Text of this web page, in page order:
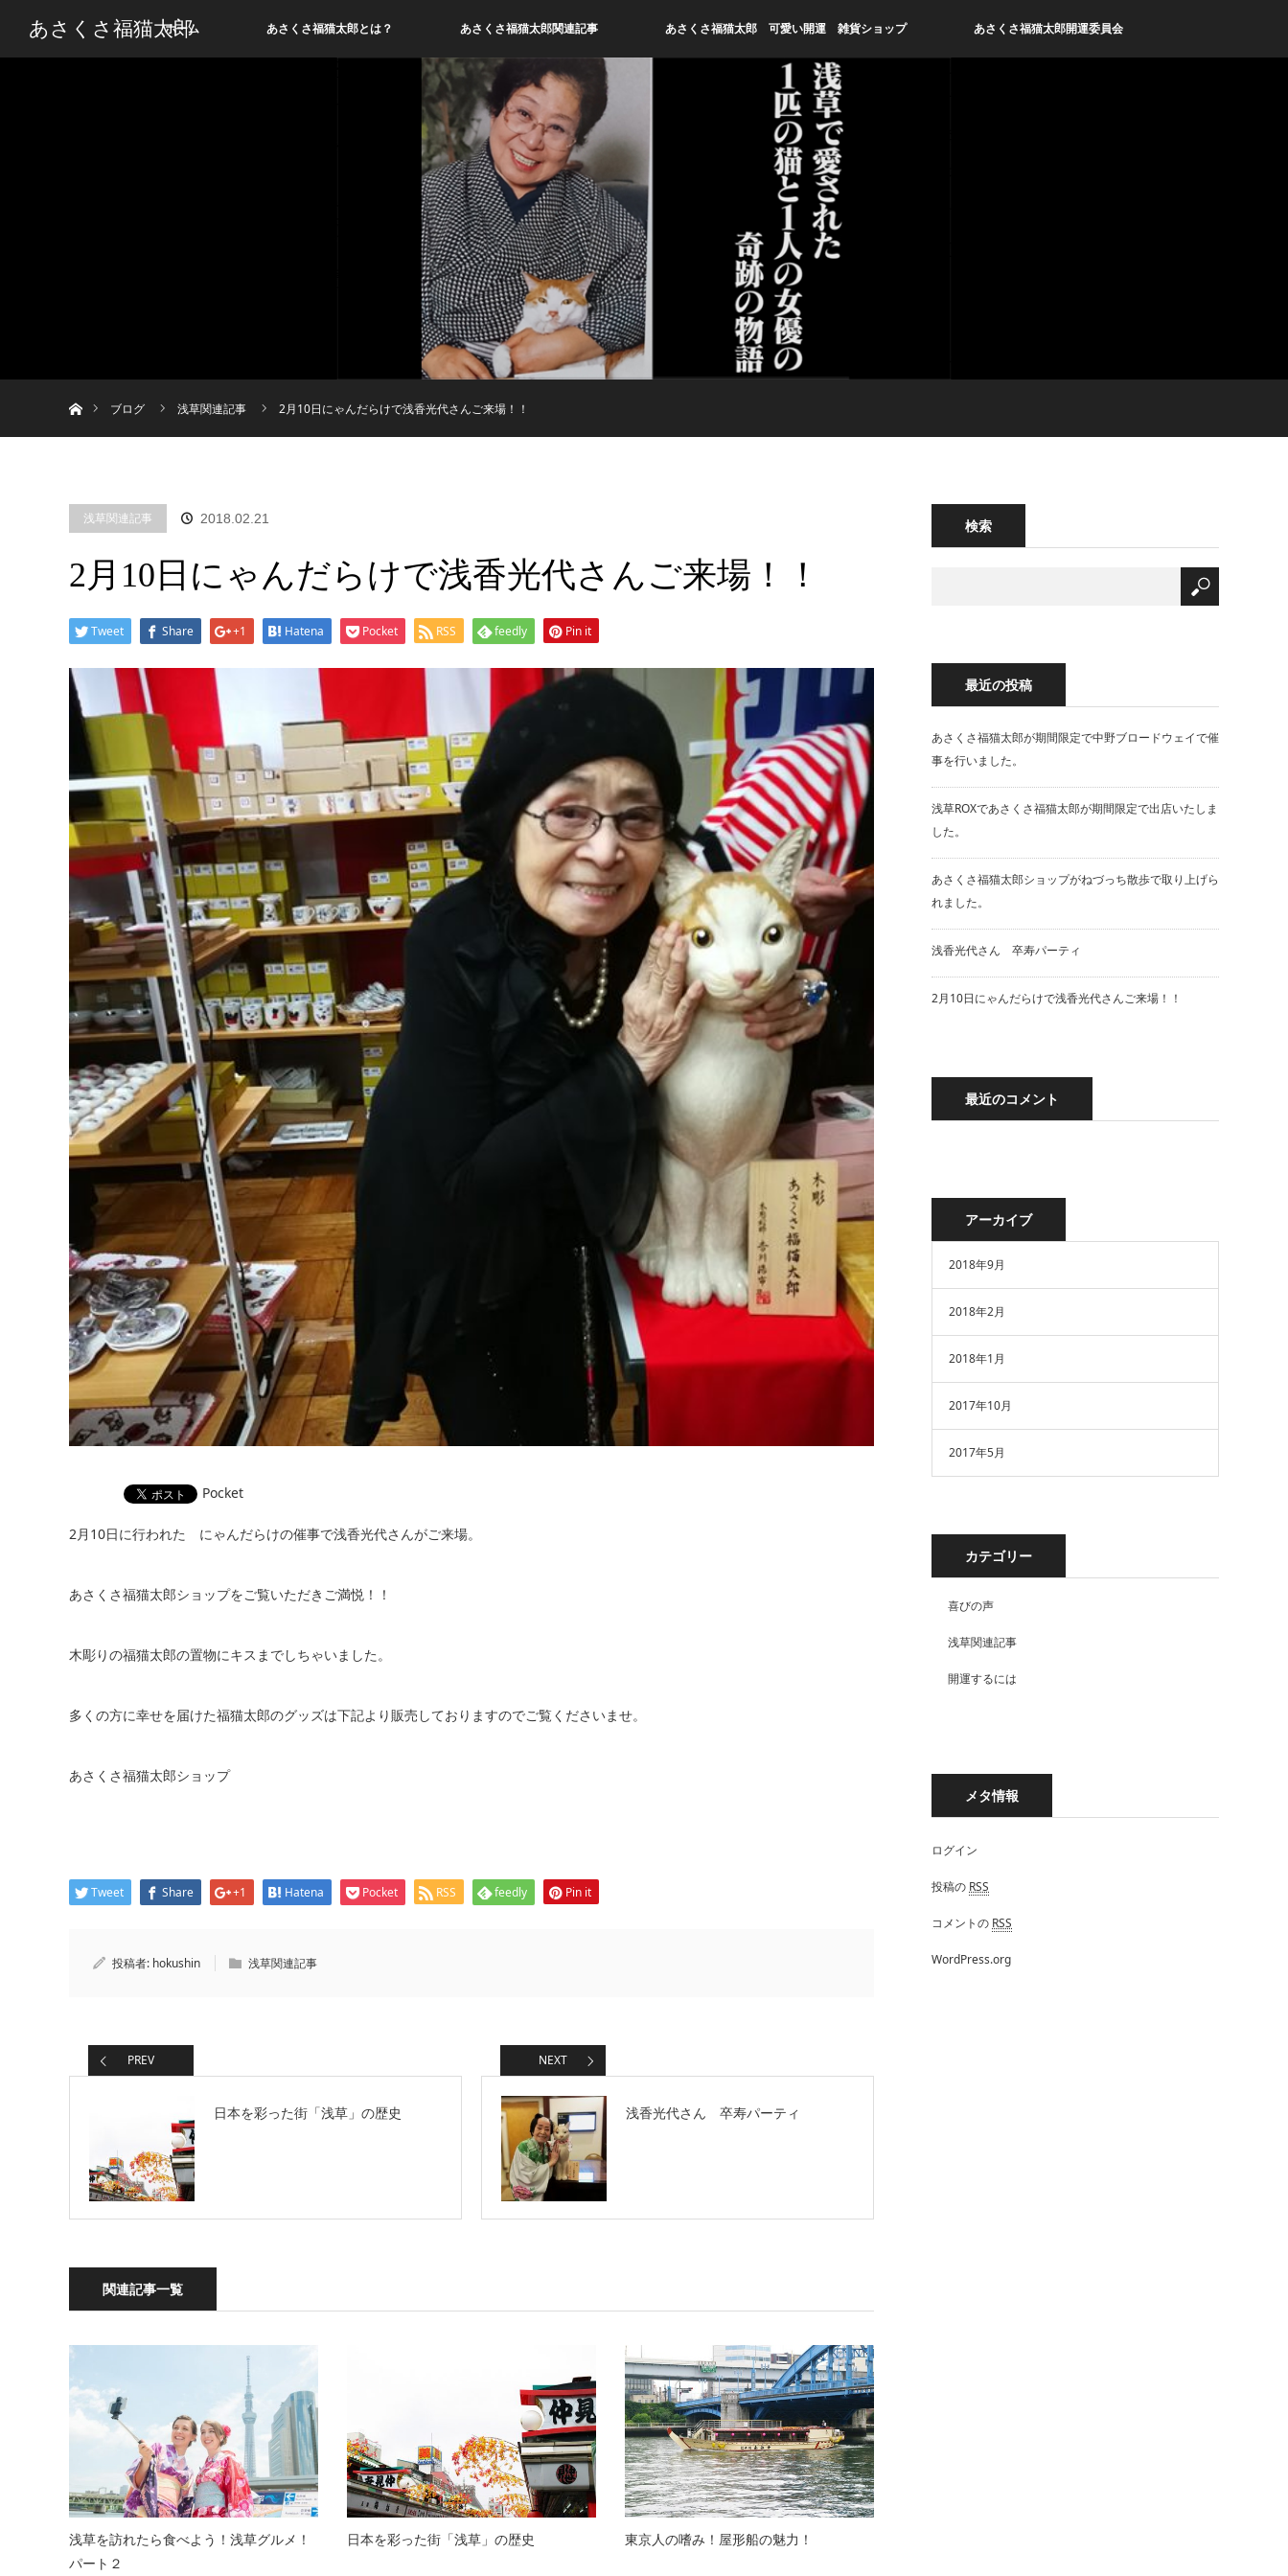
あさくさ福猫太郎
ホーム あさくさ福猫太郎とは？ あさくさ福猫太郎関連記事 あさくさ福猫太郎 可愛い開運 雑貨ショップ あさくさ福猫太郎開運委員会
ブログ
浅草関連記事 2月10日にゃんだらけで浅香光代さんご来場！！
浅草関連記事 2018.02.21
2月10日にゃんだらけで浅香光代さんご来場！！
Tweet Share +1 Hatena Pocket RSS feedly Pin it
Pocket
2月10日に行われた にゃんだらけの催事で浅香光代さんがご来場。
あさくさ福猫太郎ショップをご覧いただきご満悦！！
木彫りの福猫太郎の置物にキスまでしちゃいました。
多くの方に幸せを届けた福猫太郎のグッズは下記より販売しておりますのでご覧くださいませ。
あさくさ福猫太郎ショップ
Tweet Share +1 Hatena Pocket RSS feedly Pin it
投稿者: hokushin 浅草関連記事
PREV
日本を彩った街「浅草」の歴史
NEXT
浅香光代さん 卒寿パーティ
関連記事一覧
浅草を訪れたら食べよう！浅草グルメ！
パート２
日本を彩った街「浅草」の歴史 東京人の嗜み！屋形船の魅力！
検索
最近の投稿
あさくさ福猫太郎が期間限定で中野ブロードウェイで催
事を行いました。
浅草ROXであさくさ福猫太郎が期間限定で出店いたしま
した。
あさくさ福猫太郎ショップがねづっち散歩で取り上げら
れました。
浅香光代さん 卒寿パーティ
2月10日にゃんだらけで浅香光代さんご来場！！
最近のコメント
アーカイブ
2018年9月
2018年2月
2018年1月
2017年10月
2017年5月
カテゴリー
喜びの声
浅草関連記事
開運するには
メタ情報
ログイン
投稿の RSS
コメントの RSS
WordPress.org